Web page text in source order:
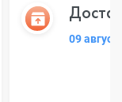
09